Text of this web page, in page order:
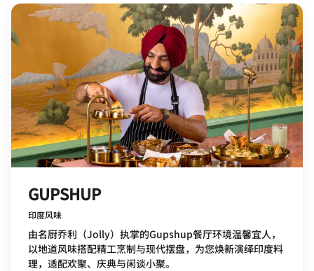
GUPSHUP
印度风味
由名厨乔利（Jolly）执掌的Gupshup餐厅环境温馨宜人，
以地道风味搭配精工烹制与现代摆盘，为您焕新演绎印度料
理，适配欢聚、庆典与闲谈小聚。